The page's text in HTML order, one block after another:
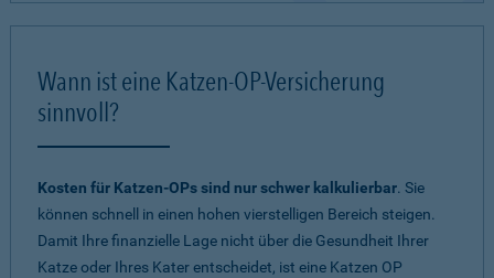
Wann ist eine Katzen-OP-Versicherung
sinnvoll?
Kosten für Katzen-OPs sind nur schwer kalkulierbar. Sie
können schnell in einen hohen vierstelligen Bereich steigen.
Damit Ihre finanzielle Lage nicht über die Gesundheit Ihrer
Katze oder Ihres Kater entscheidet, ist eine Katzen OP